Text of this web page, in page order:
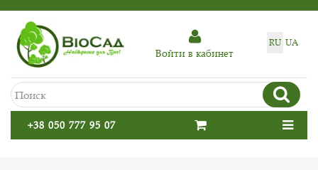
RU UA
Войти в кабинет
+38 050 777 95 07